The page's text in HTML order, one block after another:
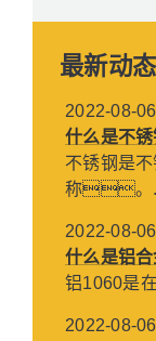
最新动态
2022-08-
什么是不
不锈钢是
称。
2022-08-
什么是铝
铝1060是
2022-08-